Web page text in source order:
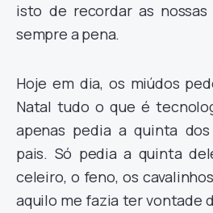
isto de recordar as
sempre a pena.
Hoje em dia, os miúdos
Natal tudo o que é
apenas pedia a quinta
pais. Só pedia a quinta
celeiro, o feno, os
aquilo me fazia ter vontade